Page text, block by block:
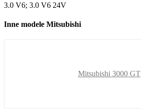
3.0 V6; 3.0 V6 24V
Inne modele Mitsubishi
Mitsubishi 3000 GT